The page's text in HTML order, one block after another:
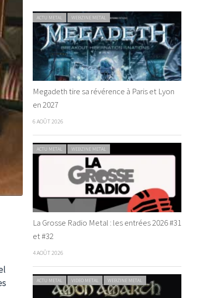
ACTU METAL WEBZINE METAL
Megadeth tire sa révérence à Paris et Lyon
en 2027
6 AOÛT 2026
ACTU METAL WEBZINE METAL
La Grosse Radio Metal : les entrées 2026 #31
et #32
4 AOÛT 2026
ACTU METAL VIDEO METAL WEBZINE METAL